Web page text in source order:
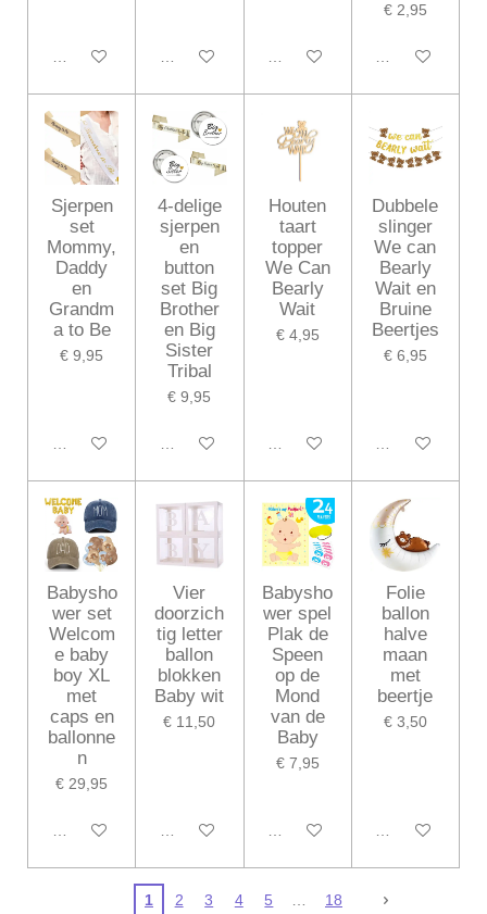
In winkelwagen In winkelwagen In winkelwagen
€ 2,95
In winkelwagen
Sjerpen
set
Mommy,
Daddy
en
Grandm
a to Be
€ 9,95
In winkelwagen
4-delige
sjerpen
en
button
set Big
Brother
en Big
Sister
Tribal
€ 9,95
In winkelwagen
Houten
taart
topper
We Can
Bearly
Wait
€ 4,95
In winkelwagen
Dubbele
slinger
We can
Bearly
Wait en
Bruine
Beertjes
€ 6,95
In winkelwagen
Babysho
wer set
Welcom
e baby
boy XL
met
caps en
ballonne
n
€ 29,95
In winkelwagen
Vier
doorzich
tig letter
ballon
blokken
Baby wit
€ 11,50
In winkelwagen
Babysho
wer spel
Plak de
Speen
op de
Mond
van de
Baby
€ 7,95
In winkelwagen
Folie
ballon
halve
maan
met
beertje
€ 3,50
In winkelwagen
1 2 3 4 5 18